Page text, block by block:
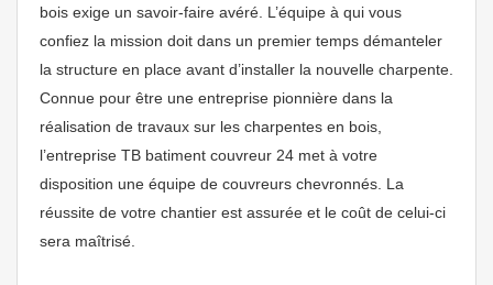
bois exige un savoir-faire avéré. L’équipe à qui vous
confiez la mission doit dans un premier temps démanteler
la structure en place avant d’installer la nouvelle charpente.
Connue pour être une entreprise pionnière dans la
réalisation de travaux sur les charpentes en bois,
l’entreprise TB batiment couvreur 24 met à votre
disposition une équipe de couvreurs chevronnés. La
réussite de votre chantier est assurée et le coût de celui-ci
sera maîtrisé.